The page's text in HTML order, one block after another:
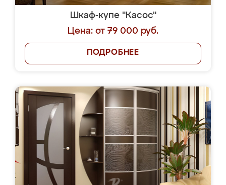
Шкаф-купе "Касос"
Цена: от 79 000 руб.
ПОДРОБНЕЕ